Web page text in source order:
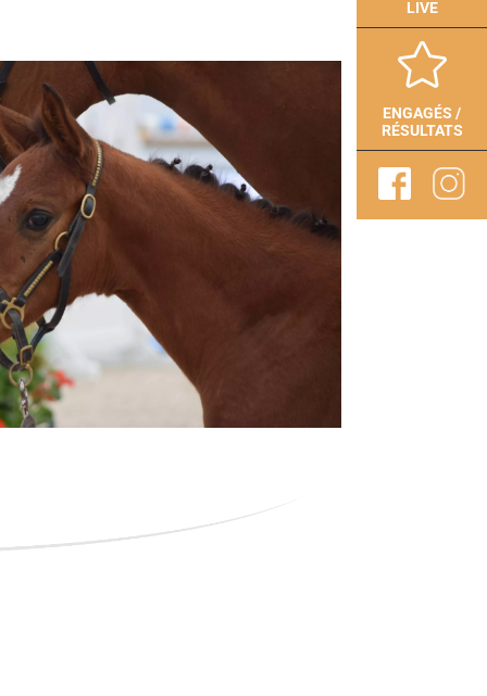
LIVE

ENGAGÉS /
RÉSULTATS